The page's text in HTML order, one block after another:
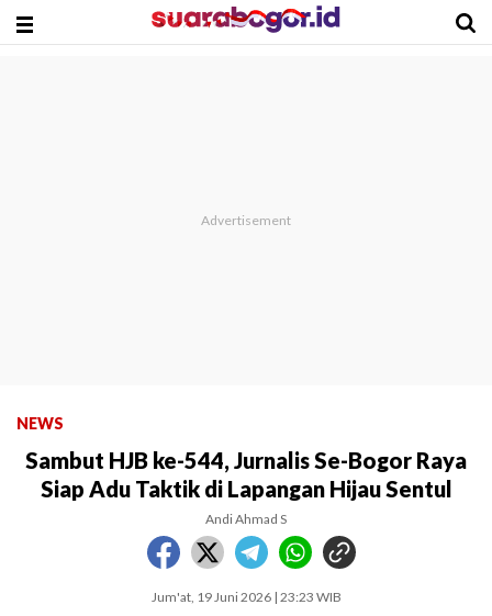
NEWS
Sambut HJB ke-544, Jurnalis Se-Bogor Raya
Siap Adu Taktik di Lapangan Hijau Sentul
Andi Ahmad S
Jum'at, 19 Juni 2026 | 23:23 WIB